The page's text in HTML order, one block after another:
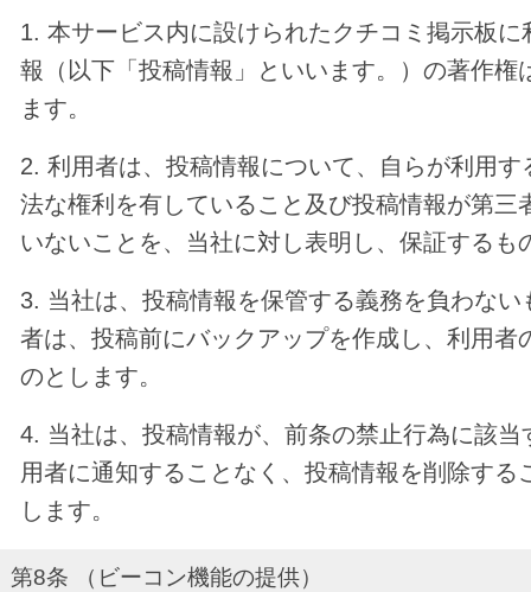
1. 本サービス内に設けられたクチコミ掲示板
報（以下「投稿情報」といいます。）の著作権
ます。
2. 利用者は、投稿情報について、自らが利用
法な権利を有していること及び投稿情報が第三
いないことを、当社に対し表明し、保証するも
3. 当社は、投稿情報を保管する義務を負わな
者は、投稿前にバックアップを作成し、利用者
のとします。
4. 当社は、投稿情報が、前条の禁止行為に該当
用者に通知することなく、投稿情報を削除する
します。
第8条 （ビーコン機能の提供）